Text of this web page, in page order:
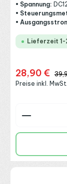
• Spannung:
•
•
Lieferzeit
Verkaufspreis:
28,90 €
Preise inkl.
Produkt